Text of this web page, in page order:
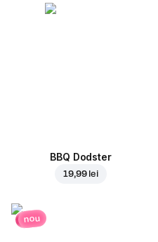
BBQ Dodster
19,99 lei
nou